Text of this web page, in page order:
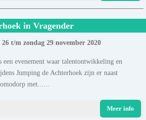
in Vragender
t/m zondag 29 november 2020
een evenement waar talentontwikkeling en
Jumping de Achterhoek zijn er naast
met......
Meer info